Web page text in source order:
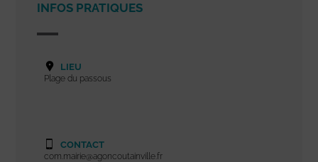
INFOS PRATIQUES
LIEU
Plage du passous
CONTACT
com.mairie@agoncoutainville.fr